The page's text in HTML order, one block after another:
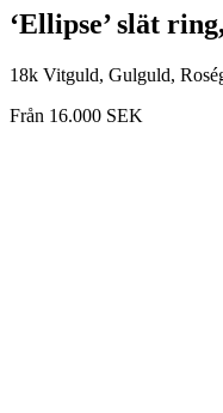
‘Ellipse’ slät
18k Vitguld, Gulguld,
Från 16.000 SEK